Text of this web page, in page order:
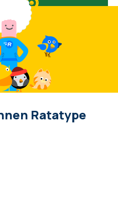
Ratatype